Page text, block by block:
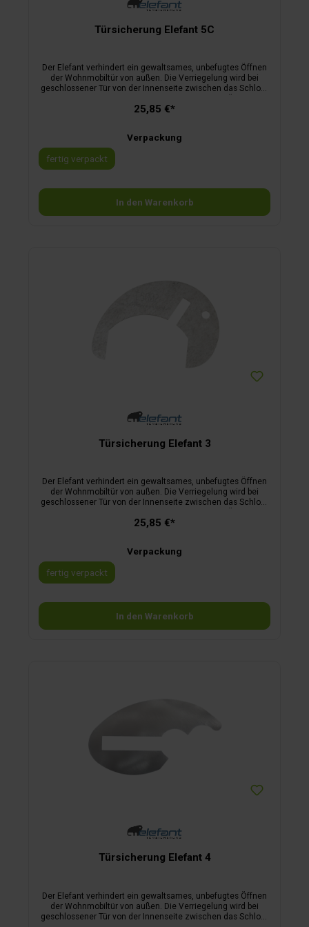
Türsicherung Elefant 5C
Der Elefant verhindert ein gewaltsames, unbefugtes Öffnen
der Wohnmobiltür von außen. Die Verriegelung wird bei
geschlossener Tür von der Innenseite zwischen das Schloss
Tür weder von außen noch von innen möglich.kein
Innenraumvon Campern für Camper
25,85 €*
Verpackung
fertig verpackt
In den Warenkorb
Türsicherung Elefant 3
Der Elefant verhindert ein gewaltsames, unbefugtes Öffnen
der Wohnmobiltür von außen. Die Verriegelung wird bei
geschlossener Tür von der Innenseite zwischen das Schloss
Tür weder von außen noch von innen möglich.kein
Innenraumvon Campern für Camper
25,85 €*
Verpackung
fertig verpackt
In den Warenkorb
Türsicherung Elefant 4
Der Elefant verhindert ein gewaltsames, unbefugtes Öffnen
der Wohnmobiltür von außen. Die Verriegelung wird bei
geschlossener Tür von der Innenseite zwischen das Schloss